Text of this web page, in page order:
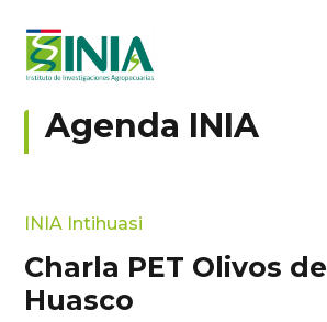
Agenda INIA
INIA Intihuasi
Charla PET Olivos de
Huasco